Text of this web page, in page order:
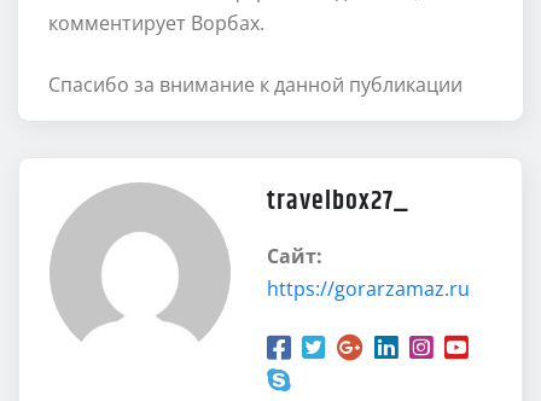
комментирует Ворбах.
Спасибо за внимание к данной публикации
travelbox27_
Сайт:
https://gorarzamaz.ru